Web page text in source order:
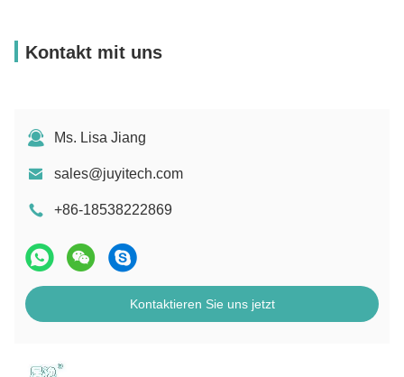
Kontakt mit uns
Ms. Lisa Jiang
sales@juyitech.com
+86-18538222869
Kontaktieren Sie uns jetzt